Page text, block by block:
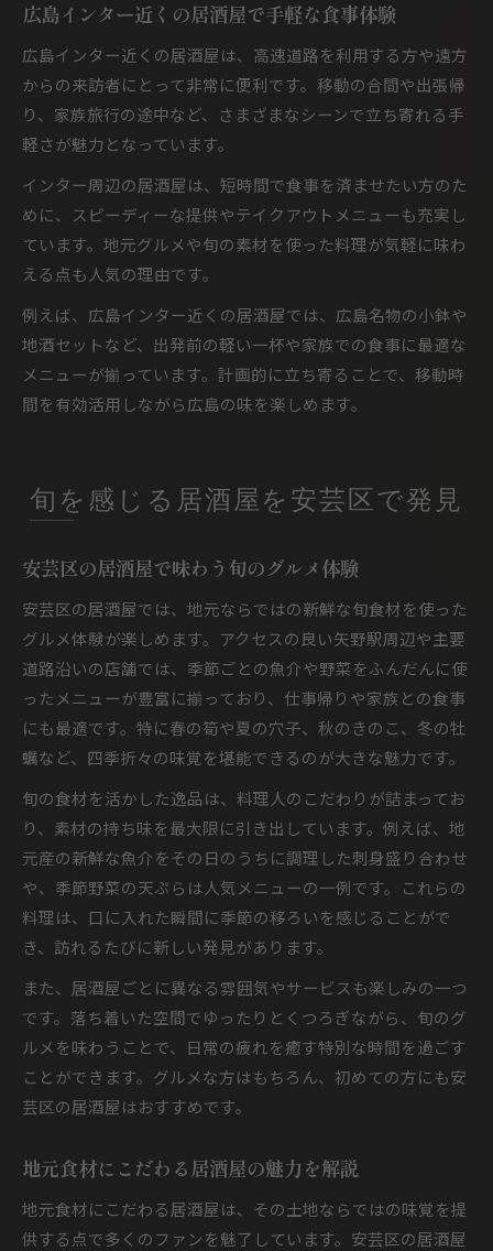
広島インター近くの居酒屋で手軽な食事体験
広島インター近くの居酒屋は、高速道路を利用する方や遠方
からの来訪者にとって非常に便利です。移動の合間や出張帰
り、家族旅行の途中など、さまざまなシーンで立ち寄れる手
軽さが魅力となっています。
インター周辺の居酒屋は、短時間で食事を済ませたい方のた
めに、スピーディーな提供やテイクアウトメニューも充実し
ています。地元グルメや旬の素材を使った料理が気軽に味わ
える点も人気の理由です。
例えば、広島インター近くの居酒屋では、広島名物の小鉢や
地酒セットなど、出発前の軽い一杯や家族での食事に最適な
メニューが揃っています。計画的に立ち寄ることで、移動時
間を有効活用しながら広島の味を楽しめます。
旬を感じる居酒屋を安芸区で発見
安芸区の居酒屋で味わう旬のグルメ体験
安芸区の居酒屋では、地元ならではの新鮮な旬食材を使った
グルメ体験が楽しめます。アクセスの良い矢野駅周辺や主要
道路沿いの店舗では、季節ごとの魚介や野菜をふんだんに使
ったメニューが豊富に揃っており、仕事帰りや家族との食事
にも最適です。特に春の筍や夏の穴子、秋のきのこ、冬の牡
蠣など、四季折々の味覚を堪能できるのが大きな魅力です。
旬の食材を活かした逸品は、料理人のこだわりが詰まってお
り、素材の持ち味を最大限に引き出しています。例えば、地
元産の新鮮な魚介をその日のうちに調理した刺身盛り合わせ
や、季節野菜の天ぷらは人気メニューの一例です。これらの
料理は、口に入れた瞬間に季節の移ろいを感じることがで
き、訪れるたびに新しい発見があります。
また、居酒屋ごとに異なる雰囲気やサービスも楽しみの一つ
です。落ち着いた空間でゆったりとくつろぎながら、旬のグ
ルメを味わうことで、日常の疲れを癒す特別な時間を過ごす
ことができます。グルメな方はもちろん、初めての方にも安
芸区の居酒屋はおすすめです。
地元食材にこだわる居酒屋の魅力を解説
地元食材にこだわる居酒屋は、その土地ならではの味覚を提
供する点で多くのファンを魅了しています。安芸区の居酒屋